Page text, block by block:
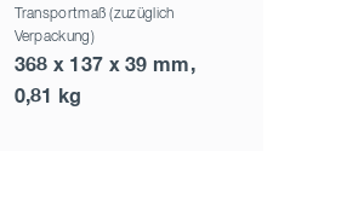
Transportmaß (zuzüglich
Verpackung)
368 x 137 x 39 mm,
0,81 kg